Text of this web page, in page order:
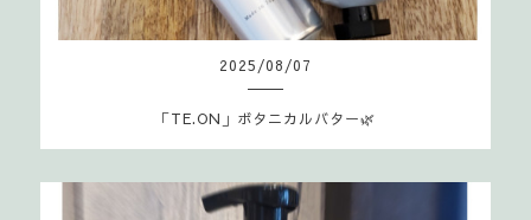
2025/08/07
「TE.ON」ボタニカルバター🌿